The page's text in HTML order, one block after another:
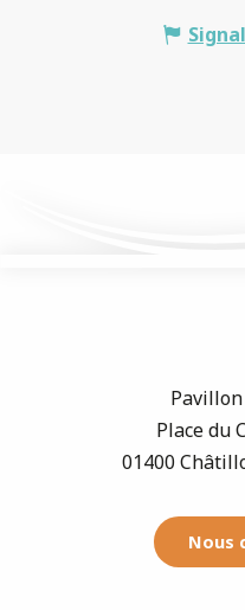
Place du
01400
Nous